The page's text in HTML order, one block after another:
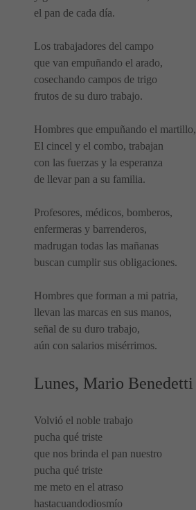
el pan de cada día.
Los trabajadores del campo
que van empuñando el arado,
cosechando campos de trigo
frutos de su duro trabajo.
Hombres que empuñando el martillo,
El cincel y el combo, trabajan
con las fuerzas y la esperanza
de llevar pan a su familia.
Profesores, médicos, bomberos,
enfermeras y barrenderos,
madrugan todas las mañanas
buscan cumplir sus obligaciones.
Hombres que forman a mi patria,
llevan las marcas en sus manos,
señal de su duro trabajo,
aún con salarios misérrimos.
Lunes, Mario Benedetti
Volvió el noble trabajo
pucha qué triste
que nos brinda el pan nuestro
pucha qué triste
me meto en el atraso
hastacuandodiosmío